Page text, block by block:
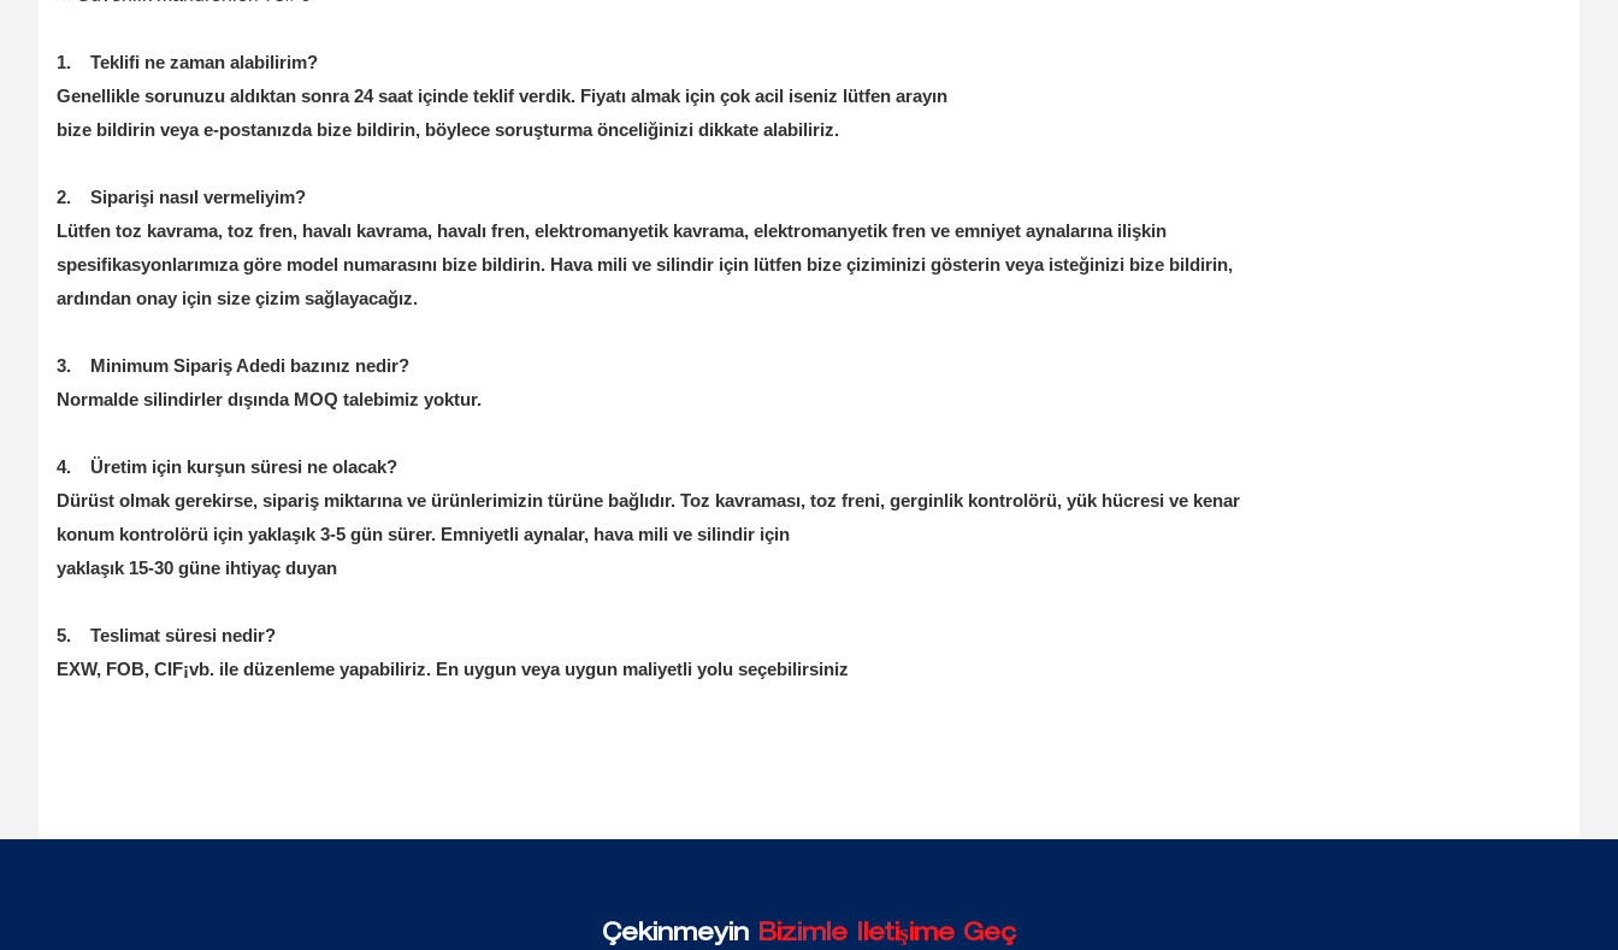
1.
Teklifi ne zaman alabilirim?
Genellikle sorunuzu aldıktan sonra 24 saat içinde teklif verdik. Fiyatı almak için çok acil iseniz lütfen arayın
bize bildirin veya e-postanızda bize bildirin, böylece soruşturma önceliğinizi dikkate alabiliriz.
2.
Siparişi nasıl vermeliyim?
Lütfen toz kavrama, toz fren, havalı kavrama, havalı fren, elektromanyetik kavrama, elektromanyetik fren ve emniyet aynalarına ilişkin
spesifikasyonlarımıza göre model numarasını bize bildirin. Hava mili ve silindir için lütfen bize çiziminizi gösterin veya isteğinizi bize bildirin,
ardından onay için size çizim sağlayacağız.
3.
Minimum Sipariş Adedi bazınız nedir?
Normalde silindirler dışında MOQ talebimiz yoktur.
4.
Üretim için kurşun süresi ne olacak?
Dürüst olmak gerekirse, sipariş miktarına ve ürünlerimizin türüne bağlıdır. Toz kavraması, toz freni, gerginlik kontrolörü, yük hücresi ve kenar
konum kontrolörü için yaklaşık 3-5 gün sürer. Emniyetli aynalar, hava mili ve silindir için
yaklaşık 15-30 güne ihtiyaç duyan
5.
Teslimat süresi nedir?
EXW, FOB, CIF¡vb. ile düzenleme yapabiliriz. En uygun veya uygun maliyetli yolu seçebilirsiniz
Çekinmeyin Bizimle Iletişime Geç